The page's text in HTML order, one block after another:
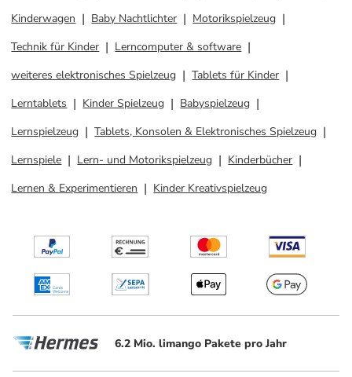
Kinderwagen
Baby Nachtlichter
Motorikspielzeug
Technik für Kinder
Lerncomputer & software
weiteres elektronisches Spielzeug
Tablets für Kinder
Lerntablets
Kinder Spielzeug
Babyspielzeug
Lernspielzeug
Tablets, Konsolen & Elektronisches Spielzeug
Lernspiele
Lern- und Motorikspielzeug
Kinderbücher
Lernen & Experimentieren
Kinder Kreativspielzeug
6.2 Mio. limango Pakete pro Jahr